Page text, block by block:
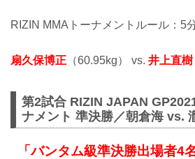
RIZIN MMAトーナメントルール：5
扇久保博正 （60.95kg） vs. 井上直樹
第2試合 RIZIN JAPAN
ナメント 準決勝／朝倉海 vs.
「バンタム級準決勝出場者4